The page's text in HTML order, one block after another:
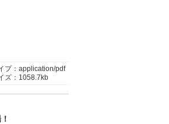
プ：application/pdf
ズ：1058.7kb